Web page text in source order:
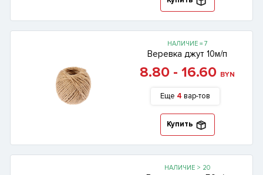
НАЛИЧИЕ = 7
Веревка джут 10м/п
8.80 - 16.60 BYN
Еще 4 вар-тов
Купить
НАЛИЧИЕ > 20